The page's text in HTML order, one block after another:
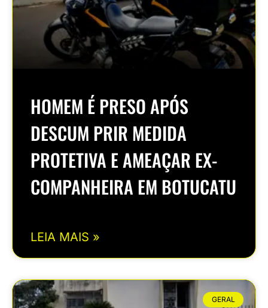
HOMEM É PRESO APÓS
DESCUM PRIR MEDIDA
PROTETIVA E AMEAÇAR EX-
COMPANHEIRA EM BOTUCATU
LEIA MAIS »
GERAL